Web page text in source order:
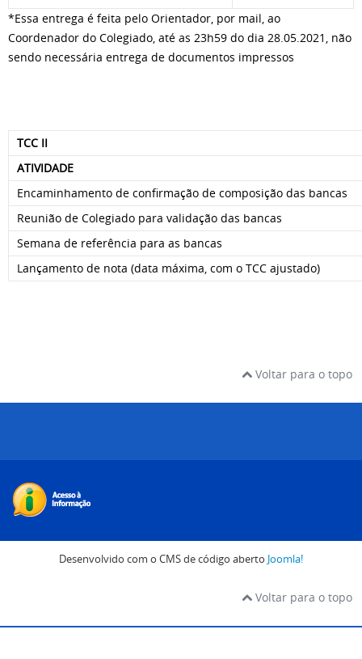
*Essa entrega é feita pelo Orientador, por mail, ao
Coordenador do Colegiado, até as 23h59 do dia 28.05.2021, não
sendo necessária entrega de documentos impressos
TCC II
ATIVIDADE
Encaminhamento de confirmação de composição das bancas
Reunião de Colegiado para validação das bancas
Semana de referência para as bancas
Lançamento de nota (data máxima, com o TCC ajustado)
Voltar para o topo
Desenvolvido com o CMS de código aberto Joomla!
Voltar para o topo